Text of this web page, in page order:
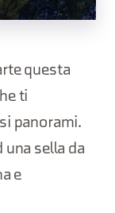
questa
ti
panorami.
una sella da
e